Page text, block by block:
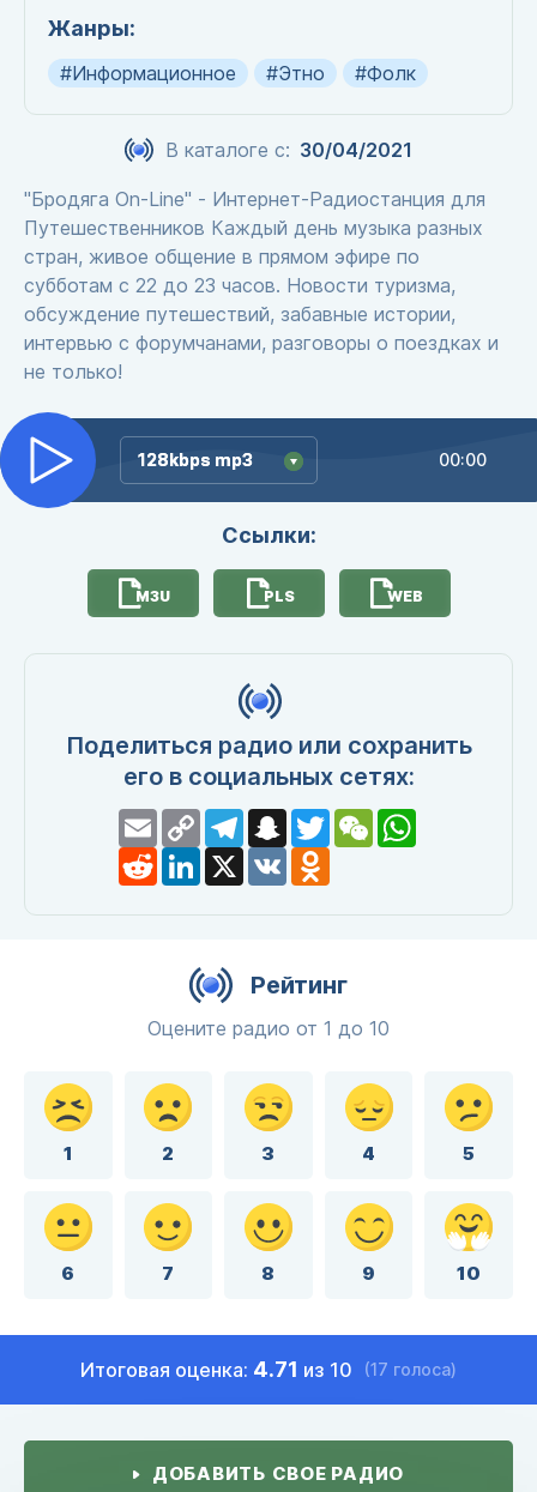
Жанры:
#Информационное #Этно #Фолк
В каталоге с: 30/04/2021
"Бродяга On-Line" - Интернет-Радиостанция для
Путешественников Каждый день музыка разных
стран, живое общение в прямом эфире по
субботам с 22 до 23 часов. Новости туризма,
обсуждение путешествий, забавные истории,
интервью с форумчанами, разговоры о поездках и
не только!
128kbps mp3
128kbps mp3 00:00
Ссылки:
M3U PLS WEB
Поделиться радио или сохранить
его в социальных сетях:
EmailCopy
Link
TelegramSnapchat
TwitterWeChatWhatsApp
RedditLinkedIn
X VK Odnoklassniki
Рейтинг
Оцените радио от 1 до 10
1 2 3 4 5
6 7 8 9 10
Итоговая оценка: 4.71 из 10 (17 голоса)
ДОБАВИТЬ СВОЕ РАДИО